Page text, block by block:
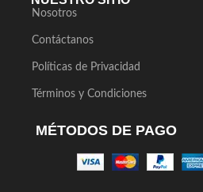
Nosotros
Contáctanos
Políticas de Privacidad
Términos y Condiciones
MÉTODOS DE PAGO